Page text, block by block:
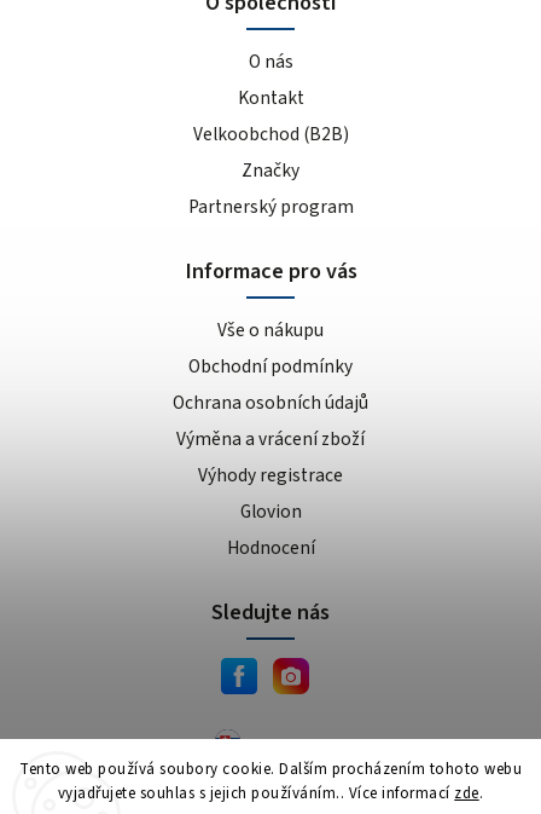
Tento web používá soubory cookie. Dalším procházením tohoto webu
vyjadřujete souhlas s jejich používáním.. Více informací zde.
O nás
Kontakt
Velkoobchod (B2B)
Značky
Partnerský program
Informace pro vás
Vše o nákupu
Obchodní podmínky
Ochrana osobních údajů
Výměna a vrácení zboží
Výhody registrace
Glovion
Hodnocení
Sledujte nás
JEMA.sk
Copyright 2026JEMA.cz. Všechna práva vyhrazena.